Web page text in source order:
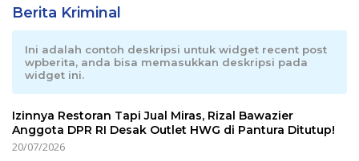
Berita Kriminal
Ini adalah contoh deskripsi untuk widget recent post
wpberita, anda bisa memasukkan deskripsi pada
widget ini.
Izinnya Restoran Tapi Jual Miras, Rizal Bawazier
Anggota DPR RI Desak Outlet HWG di Pantura Ditutup!
20/07/2026